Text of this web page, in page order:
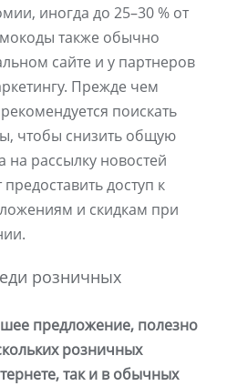
иногда до 25–30 % от
также обычно
сайте и у партнеров
Прежде чем
поискать
чтобы снизить общую
на рассылку новостей
доступ к
и скидкам при
розничных
предложение, полезно
розничных
так и в обычных